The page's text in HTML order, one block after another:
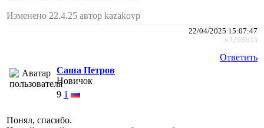
Изменено 22.4.25 автор kazakovp
22/04/2025 15:07:47
#3208833
Ответить
Саша Петров
Новичок
9 1
Понял, спасибо.